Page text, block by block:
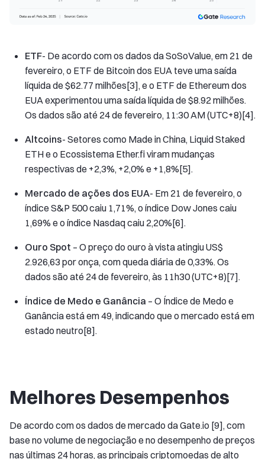
ETF- De acordo com os dados da SoSoValue, em 21 de
fevereiro, o ETF de Bitcoin dos EUA teve uma saída
líquida de $62.77 milhões[3], e o ETF de Ethereum dos
EUA experimentou uma saída líquida de $8.92 milhões.
Os dados são até 24 de fevereiro, 11:30 AM (UTC+8)[4].
Altcoins- Setores como Made in China, Liquid Staked
ETH e o Ecossistema Ether.fi viram mudanças
respectivas de +2,3%, +2,0% e +1,8%[5].
Mercado de ações dos EUA- Em 21 de fevereiro, o
índice S&P 500 caiu 1,71%, o índice Dow Jones caiu
1,69% e o índice Nasdaq caiu 2,20%[6].
Ouro Spot – O preço do ouro à vista atingiu US$
2.926,63 por onça, com queda diária de 0,33%. Os
dados são até 24 de fevereiro, às 11h30 (UTC+8)[7].
Índice de Medo e Ganância – O Índice de Medo e
Ganância está em 49, indicando que o mercado está em
estado neutro[8].
Melhores Desempenhos
De acordo com os dados de mercado da Gate.io [9], com
base no volume de negociação e no desempenho de preços
nas últimas 24 horas, as principais criptomoedas de alto